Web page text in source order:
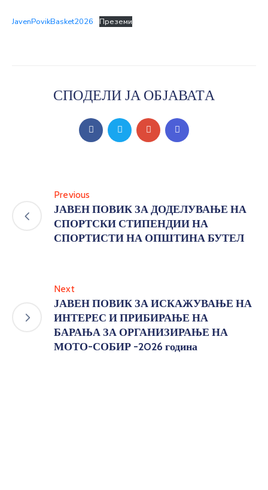
JavenPovikBasket2026 Преземи
СПОДЕЛИ ЈА ОБЈАВАТА
Previous
ЈАВЕН ПОВИК ЗА ДОДЕЛУВАЊЕ НА
СПОРТСКИ СТИПЕНДИИ НА
СПОРТИСТИ НА ОПШТИНА БУТЕЛ
Next
ЈАВЕН ПОВИК ЗА ИСКАЖУВАЊЕ НА
ИНТЕРЕС И ПРИБИРАЊЕ НА
БАРАЊА ЗА ОРГАНИЗИРАЊЕ НА
МОТО-СОБИР -2026 година